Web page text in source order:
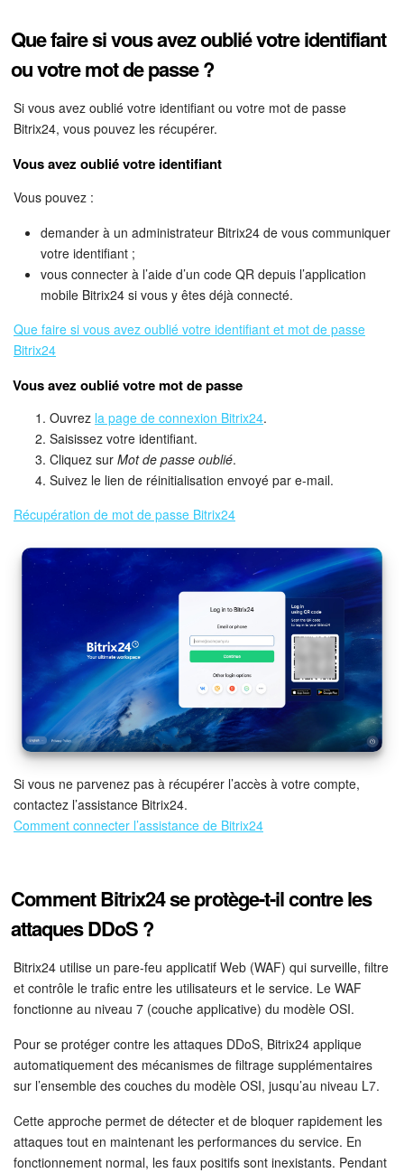
Que faire si vous avez oublié votre identifiant
ou votre mot de passe ?
Si vous avez oublié votre identifiant ou votre mot de passe
Bitrix24, vous pouvez les récupérer.
Vous avez oublié votre identifiant
Vous pouvez :
demander à un administrateur Bitrix24 de vous communiquer
votre identifiant ;
vous connecter à l’aide d’un code QR depuis l’application
mobile Bitrix24 si vous y êtes déjà connecté.
Que faire si vous avez oublié votre identifiant et mot de passe
Bitrix24
Vous avez oublié votre mot de passe
Ouvrez la page de connexion Bitrix24.
Saisissez votre identifiant.
Cliquez sur Mot de passe oublié.
Suivez le lien de réinitialisation envoyé par e-mail.
Récupération de mot de passe Bitrix24
Si vous ne parvenez pas à récupérer l’accès à votre compte,
contactez l’assistance Bitrix24.
Comment connecter l’assistance de Bitrix24
Comment Bitrix24 se protège-t-il contre les
attaques DDoS ?
Bitrix24 utilise un pare-feu applicatif Web (WAF) qui surveille, filtre
et contrôle le trafic entre les utilisateurs et le service. Le WAF
fonctionne au niveau 7 (couche applicative) du modèle OSI.
Pour se protéger contre les attaques DDoS, Bitrix24 applique
automatiquement des mécanismes de filtrage supplémentaires
sur l’ensemble des couches du modèle OSI, jusqu’au niveau L7.
Cette approche permet de détecter et de bloquer rapidement les
attaques tout en maintenant les performances du service. En
fonctionnement normal, les faux positifs sont inexistants. Pendant